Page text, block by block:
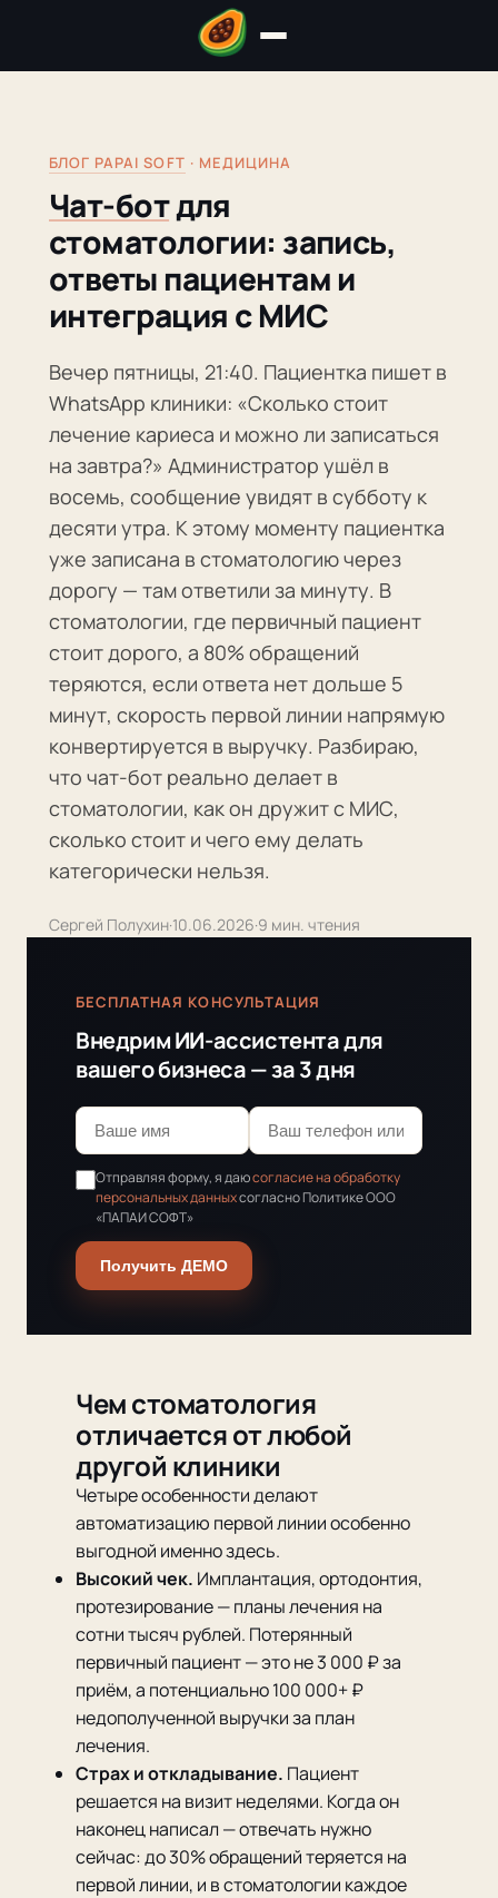
БЛОГ PAPAI SOFT · МЕДИЦИНА
Чат-ботдля
стоматологии: запись,
ответы пациентам и
интеграция с МИС
Вечер пятницы, 21:40. Пациентка пишет в
WhatsApp клиники: «Сколько стоит
лечение кариеса и можно ли записаться
на завтра?» Администратор ушёл в
восемь, сообщение увидят в субботу к
десяти утра. К этому моменту пациентка
уже записана в стоматологию через
дорогу — там ответили за минуту. В
стоматологии, где первичный пациент
стоит дорого, а 80% обращений
теряются, если ответа нет дольше 5
минут, скорость первой линии напрямую
конвертируется в выручку. Разбираю,
что чат-бот реально делает в
стоматологии, как он дружит с МИС,
сколько стоит и чего ему делать
категорически нельзя.
Сергей Полухин·10.06.2026·9 мин. чтения
БЕСПЛАТНАЯ КОНСУЛЬТАЦИЯ
Внедрим ИИ-ассистента для
вашего бизнеса — за 3 дня
Отправляя форму, я даюсогласие на обработку
персональных данныхсогласно Политике ООО
«ПАПАИ СОФТ»
Получить ДЕМО
Чем стоматология
отличается от любой
другой клиники
Четыре особенности делают
автоматизацию первой линии особенно
выгодной именно здесь.
Высокий чек. Имплантация, ортодонтия,
протезирование — планы лечения на
сотни тысяч рублей. Потерянный
первичный пациент — это не 3 000 ₽ за
приём, а потенциально 100 000+ ₽
недополученной выручки за план
лечения.
Страх и откладывание. Пациент
решается на визит неделями. Когда он
наконец написал — отвечать нужно
сейчас: до 30% обращений теряется на
первой линии, и в стоматологии каждое